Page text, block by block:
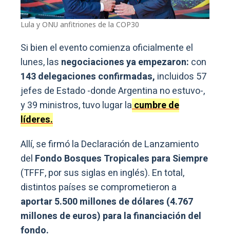
Lula y ONU anfitriones de la COP30
Si bien el evento comienza oficialmente el
lunes, las negociaciones ya empezaron: con
143 delegaciones confirmadas, incluidos 57
jefes de Estado -donde Argentina no estuvo-,
y 39 ministros, tuvo lugar lacumbre de
líderes.
Allí, se firmó la Declaración de Lanzamiento
del Fondo Bosques Tropicales para Siempre
(TFFF, por sus siglas en inglés). En total,
distintos países se comprometieron a
aportar 5.500 millones de dólares (4.767
millones de euros) para la financiación del
fondo.